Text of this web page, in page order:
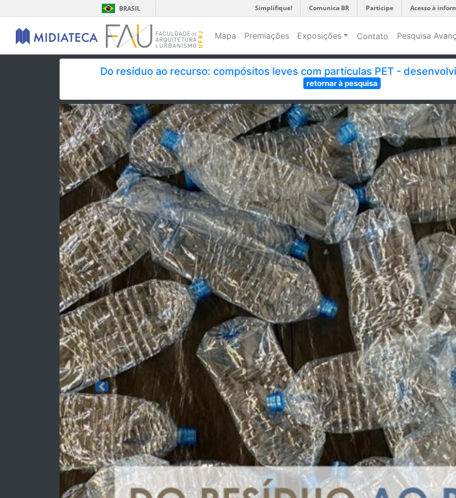
BRASIL Simplifique! Comunica BR Participe Acesso à
Mapa Premiações Exposições Contato Pesquisa
Do resíduo ao recurso: compósitos leves com partículas PET -
retornar à pesquisa
Previous